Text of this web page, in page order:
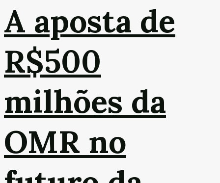
A aposta de
R$500
milhões da
OMR no